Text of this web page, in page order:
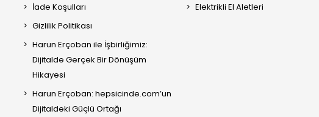
İade Koşulları
Gizlilik Politikası
Harun Erçoban ile İşbirliğimiz:
Dijitalde Gerçek Bir Dönüşüm
Hikayesi
Harun Erçoban: hepsicinde.com’un
Dijitaldeki Güçlü Ortağı
Elektrikli El Aletleri